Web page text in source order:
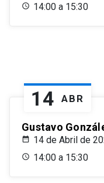
14:00 a 15:30
14 ABR
Gustavo
14 de Abril de
14:00 a 15:30